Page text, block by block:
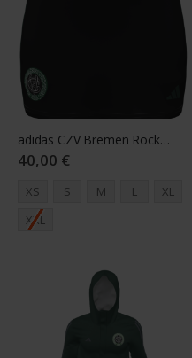
adidas CZV Bremen Rock Damen schwarz
40,00 €
XS S M L
XL
XXL